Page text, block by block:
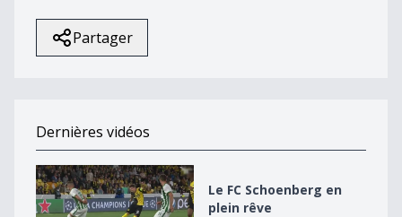
Partager
Dernières vidéos
Le FC Schoenberg en plein rêve
Le FC Schoenberg en
plein rêve